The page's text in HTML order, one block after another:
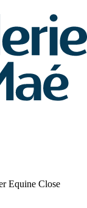
Equine Close